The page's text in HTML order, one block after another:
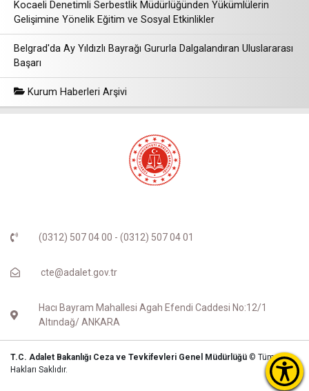
Kocaeli Denetimli Serbestlik Müdürlüğünden Yükümlülerin
Gelişimine Yönelik Eğitim ve Sosyal Etkinlikler
Belgrad'da Ay Yıldızlı Bayrağı Gururla Dalgalandıran Uluslararası
Başarı
Kurum Haberleri Arşivi
(0312) 507 04 00 - (0312) 507 04 01
cte@adalet.gov.tr
Hacı Bayram Mahallesi Agah Efendi Caddesi No:12/1
Altındağ/ ANKARA
T.C. Adalet Bakanlığı Ceza ve Tevkifevleri Genel Müdürlüğü © Tüm
Hakları Saklıdır.